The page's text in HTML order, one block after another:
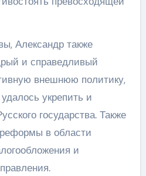
Александр также
и справедливый
внешнюю политику,
укрепить и
государства. Также
в области
и